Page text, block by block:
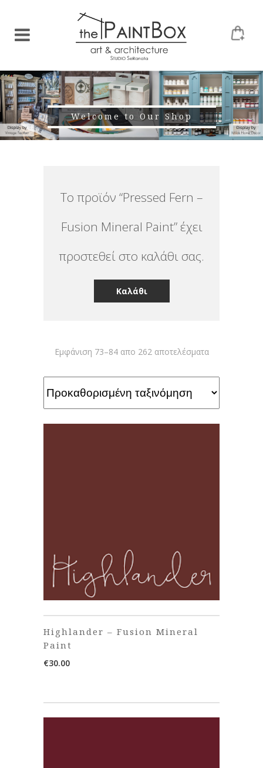
Welcome to Our Shop
Το προϊόν “Pressed Fern –
Fusion Mineral Paint” έχει
προστεθεί στο καλάθι σας.
Καλάθι
Εμφάνιση 73–84 απο 262 αποτελέσματα
Highlander – Fusion Mineral
Paint
€30.00